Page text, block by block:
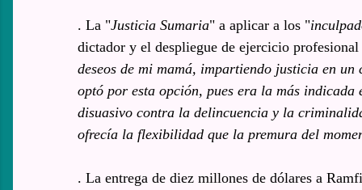
. La "Justicia Sumaria" a aplicar a los "
dictador y el despliegue de ejercicio
deseos de mi mamá, impartiendo justicia en
optó por esta opción, pues era la más
disuasivo contra la delincuencia y la
ofrecía la flexibilidad que la premura del
. La entrega de diez millones de dólares a